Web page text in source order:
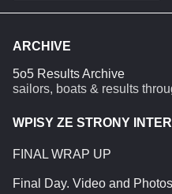
ARCHIVE
5o5 Results Archive
sailors, boats & results
WPISY ZE STRONY
FINAL WRAP UP
Final Day. Video and Photos